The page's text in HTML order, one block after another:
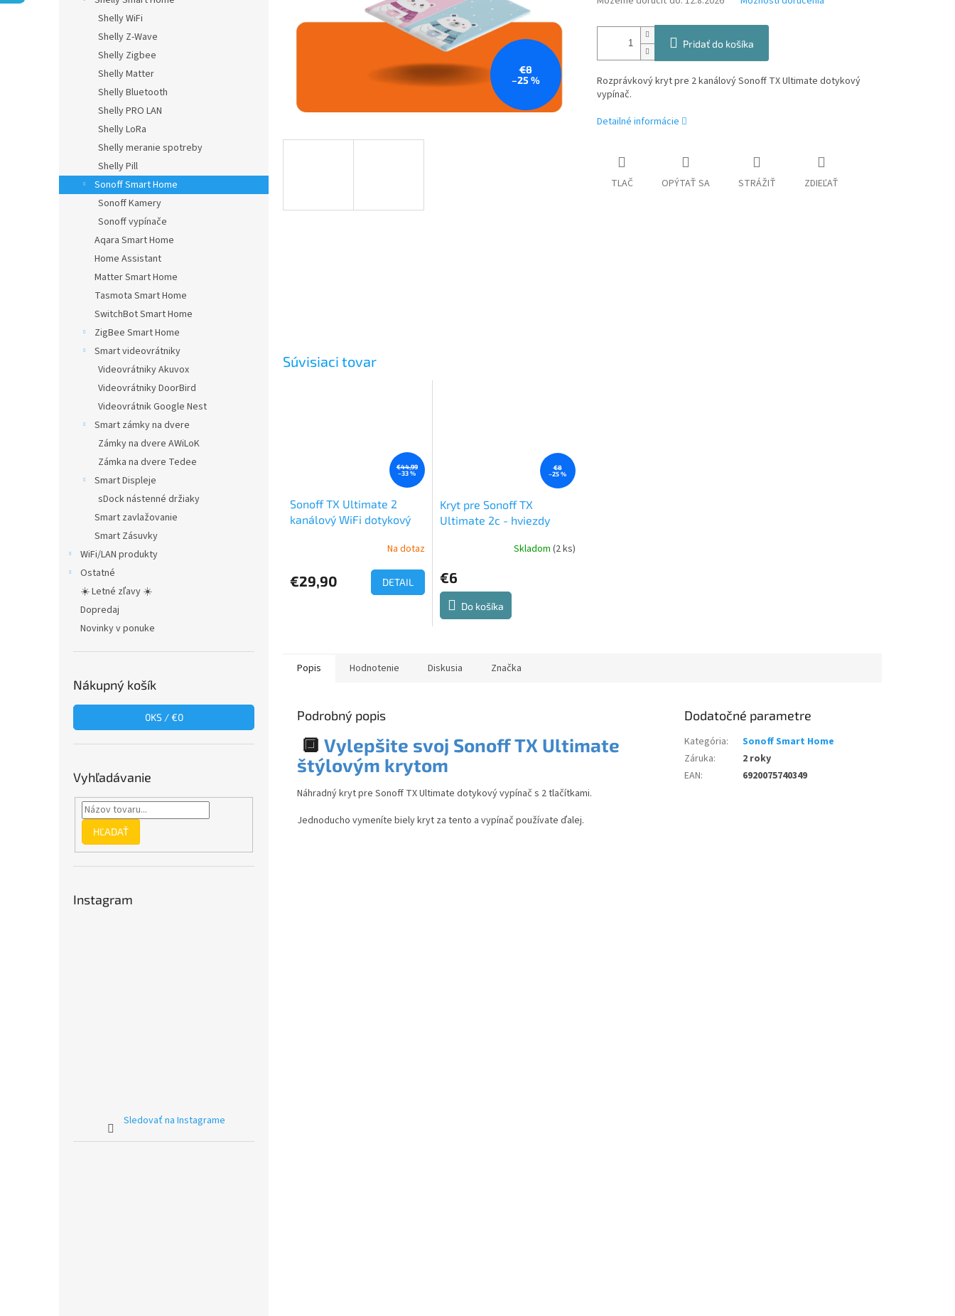
Shelly WiFi
Shelly Z-Wave
Shelly Zigbee
Shelly Matter
Shelly Bluetooth
Shelly PRO LAN
Shelly LoRa
Shelly meranie spotreby
Shelly Pill
Sonoff Smart Home
Sonoff Kamery
Sonoff vypínače
Aqara Smart Home
Home Assistant
Matter Smart Home
Tasmota Smart Home
SwitchBot Smart Home
ZigBee Smart Home
Smart videovrátniky
Videovrátniky Akuvox
Videovrátniky DoorBird
Videovrátnik Google Nest
Smart zámky na dvere
Zámky na dvere AWiLoK
Zámka na dvere Tedee
Smart Displeje
sDock nástenné držiaky
Smart zavlažovanie
Smart Zásuvky
WiFi/LAN produkty
Ostatné
☀️ Letné zľavy ☀️
Dopredaj
Novinky v ponuke
Nákupný košík
0KS /€0
Vyhľadávanie
HĽADAŤ
Instagram
Sledovať na Instagrame
€8
–25 %
Pridať do košíka
Rozprávkový kryt pre 2 kanálový Sonoff TX Ultimate dotykový
vypínač.
Detailné informácie
TLAČ OPÝTAŤ SA STRÁŽIŤ ZDIEĽAŤ
Súvisiaci tovar
€44,99
–33 %
Sonoff TX Ultimate 2
kanálový WiFi dotykový
Na dotaz
€29,90 DETAIL
€8
–25 %
Kryt pre Sonoff TX
Ultimate 2c - hviezdy
Skladom (2 ks)
€6
Do košíka
Popis Hodnotenie Diskusia Značka
Podrobný popis
🔲 Vylepšite svoj Sonoff TX Ultimate
štýlovým krytom
Náhradný kryt pre Sonoff TX Ultimate dotykový vypínač s 2 tlačítkami.
Jednoducho vymeníte biely kryt za tento a vypínač používate ďalej.
Dodatočné parametre
Kategória:
Sonoff Smart Home
Záruka:
2 roky
EAN: 6920075740349